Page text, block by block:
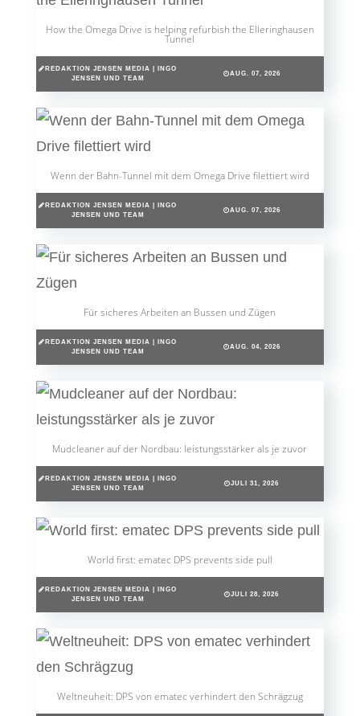
How the Omega Drive is helping refurbish the Elleringhausen
Tunnel
REDAKTION JENSEN MEDIA | INGO
JENSEN UND TEAM
AUG. 07, 2026
Wenn der Bahn-Tunnel mit dem Omega Drive filettiert wird
REDAKTION JENSEN MEDIA | INGO
JENSEN UND TEAM
AUG. 07, 2026
Für sicheres Arbeiten an Bussen und Zügen
REDAKTION JENSEN MEDIA | INGO
JENSEN UND TEAM
AUG. 04, 2026
Mudcleaner auf der Nordbau: leistungsstärker als je zuvor
REDAKTION JENSEN MEDIA | INGO
JENSEN UND TEAM
JULI 31, 2026
World first: ematec DPS prevents side pull
REDAKTION JENSEN MEDIA | INGO
JENSEN UND TEAM
JULI 28, 2026
Weltneuheit: DPS von ematec verhindert den Schrägzug